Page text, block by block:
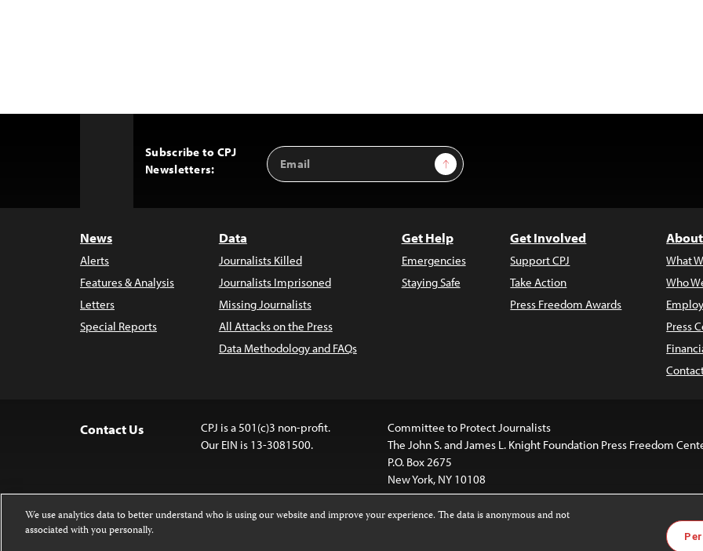
Subscribe to CPJ
Newsletters:
Email
Address
Sign Up
News
Alerts
Features & Analysis
Letters
Special Reports
Data
Journalists Killed
Journalists Imprisoned
Missing Journalists
All Attacks on the Press
Data Methodology and FAQs
Get Help
Emergencies
Staying Safe
Get Involved
Support CPJ
Take Action
Press Freedom Awards
What
Who
Press
Contact Us
CPJ is a 501(c)3 non-profit.
Our EIN is 13-3081500.
Committee to Protect Journalists
The John S. and James L. Knight Foundation Press Freedom
P.O. Box 2675
New York, NY 10108
Images and
We use analytics data to better understand who is using our website and improve your experience. The data is anonymous and not
associated with you personally.